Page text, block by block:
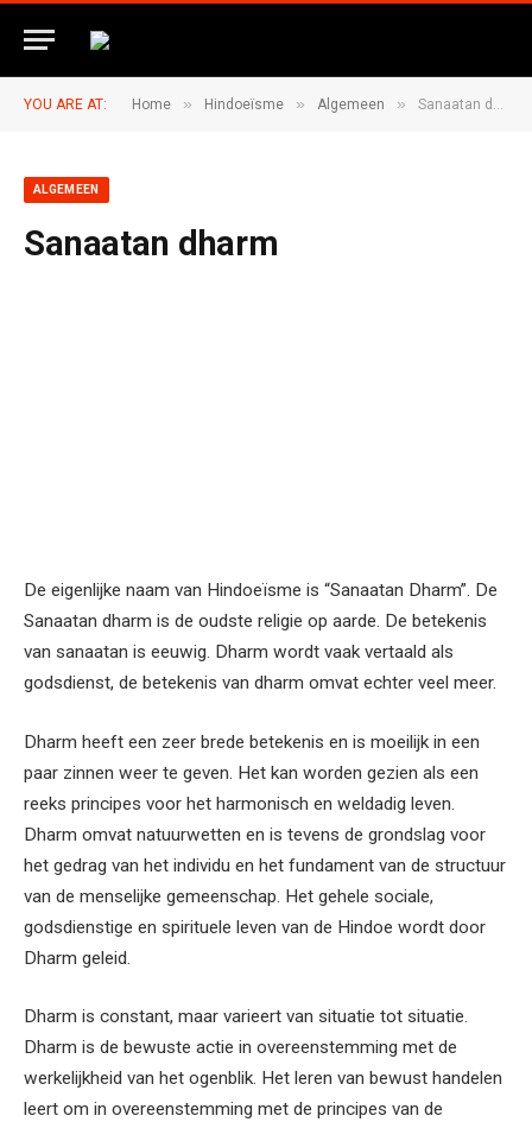
YOU ARE AT: Home » Hindoeïsme » Algemeen » Sanaatan dharm
ALGEMEEN
Sanaatan dharm
De eigenlijke naam van Hindoeïsme is “Sanaatan Dharm”. De
Sanaatan dharm is de oudste religie op aarde. De betekenis
van sanaatan is eeuwig. Dharm wordt vaak vertaald als
godsdienst, de betekenis van dharm omvat echter veel meer.
Dharm heeft een zeer brede betekenis en is moeilijk in een
paar zinnen weer te geven. Het kan worden gezien als een
reeks principes voor het harmonisch en weldadig leven.
Dharm omvat natuurwetten en is tevens de grondslag voor
het gedrag van het individu en het fundament van de structuur
van de menselijke gemeenschap. Het gehele sociale,
godsdienstige en spirituele leven van de Hindoe wordt door
Dharm geleid.
Dharm is constant, maar varieert van situatie tot situatie.
Dharm is de bewuste actie in overeenstemming met de
werkelijkheid van het ogenblik. Het leren van bewust handelen
leert om in overeenstemming met de principes van de